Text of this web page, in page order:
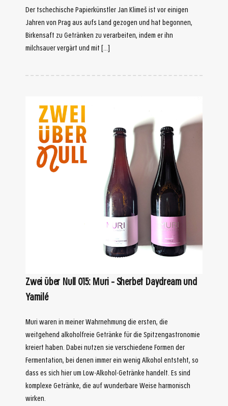
Der tschechische Papierkünstler Jan Klimeš ist vor einigen
Jahren von Prag aus aufs Land gezogen und hat begonnen,
Birkensaft zu Getränken zu verarbeiten, indem er ihn
milchsauer vergärt und mit […]
Zwei über Null 015: Muri – Sherbet Daydream und
Yamilé
Muri waren in meiner Wahrnehmung die ersten, die
weitgehend alkoholfreie Getränke für die Spitzengastronomie
kreiert haben. Dabei nutzen sie verschiedene Formen der
Fermentation, bei denen immer ein wenig Alkohol entsteht, so
dass es sich hier um Low-Alkohol-Getränke handelt. Es sind
komplexe Getränke, die auf wunderbare Weise harmonisch
wirken.